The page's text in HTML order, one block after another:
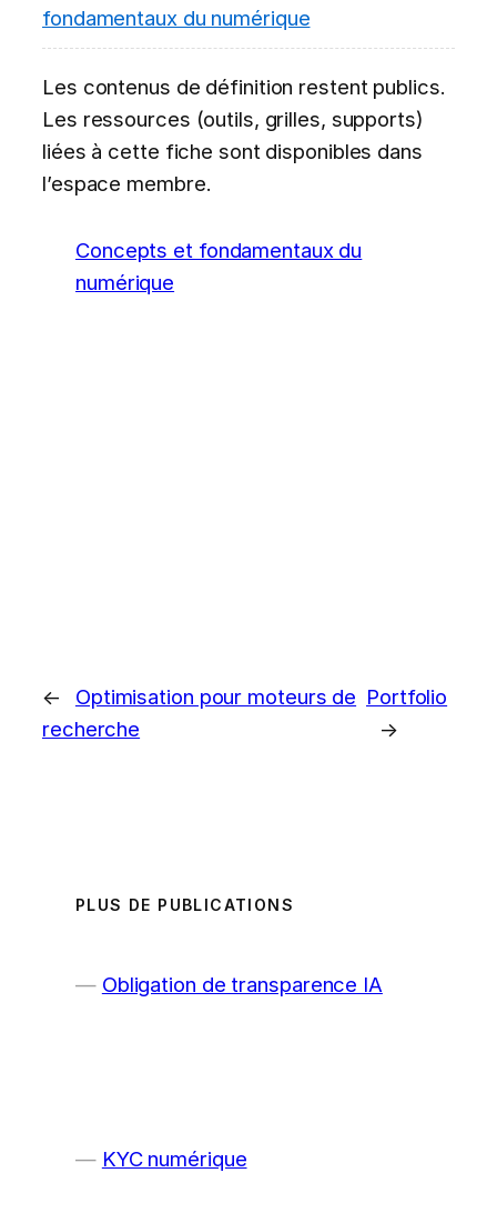
fondamentaux du numérique
Les contenus de définition restent publics.
Les ressources (outils, grilles, supports)
liées à cette fiche sont disponibles dans
l’espace membre.
Concepts et fondamentaux du
numérique
←
Optimisation pour moteurs de
recherche
Portfolio
→
PLUS DE PUBLICATIONS
Obligation de transparence IA
KYC numérique